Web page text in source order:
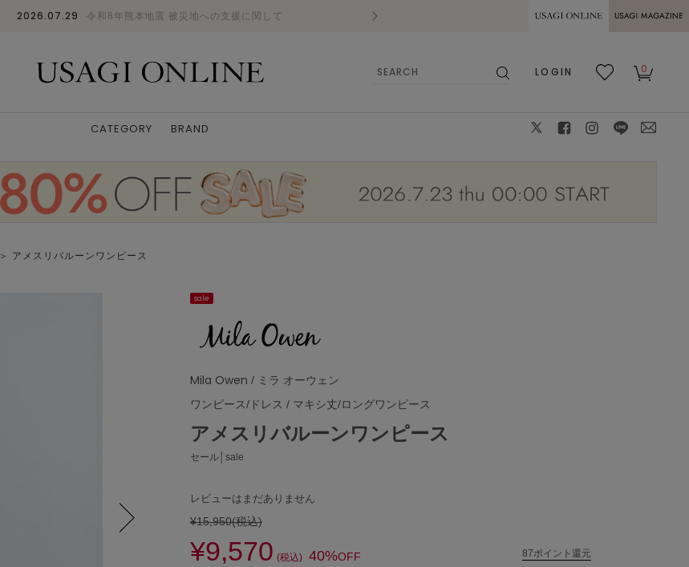
2026.07.29 令和8年熊本地震 被災地への支援に関して 熊本県熊本地方を震源とする地震の影響に
MAGAZINE
LOGIN
0
CATEGORY BRAND
＞ アメスリバルーンワンピース
sale
Mila Owen / ミラ オーウェン
ワンピース/ドレス / マキシ丈/ロングワンピース
アメスリバルーンワンピース
セール│sale
レビューはまだありません
¥15,950(税込)
¥9,570 (税込) 40%OFF 87ポイント還元